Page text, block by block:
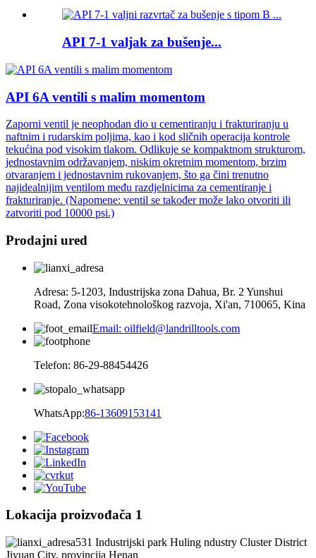
API 7-1 valjak za bušenje...
API 6A ventili s malim momentom
Zaporni ventil je neophodan dio u cementiranju i frakturiranju u
naftnim i rudarskim poljima, kao i kod sličnih operacija kontrole
tekućina pod visokim tlakom. Odlikuje se kompaktnom strukturom,
jednostavnim održavanjem, niskim okretnim momentom, brzim
otvaranjem i jednostavnim rukovanjem, što ga čini trenutno
najidealnijim ventilom među razdjelnicima za cementiranje i
frakturiranje. (Napomene: ventil se također može lako otvoriti ili
zatvoriti pod 10000 psi.)
Prodajni ured
Adresa: 5-1203, Industrijska zona Dahua, Br. 2 Yunshui
Road, Zona visokotehnološkog razvoja, Xi'an, 710065, Kina
Email: oilfield@landrilltools.com
Telefon: 86-29-88454426
WhatsApp:86-13609153141
Lokacija proizvođača 1
531 Industrijski park Huling ndustry Cluster District
Jiyuan City, provincija Henan